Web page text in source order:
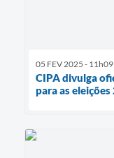
05 FEV 2025 - 11h09
CIPA divulga
para as